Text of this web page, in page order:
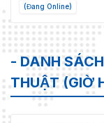
(Đang Online)
- DANH
THUẬT (GIỜ